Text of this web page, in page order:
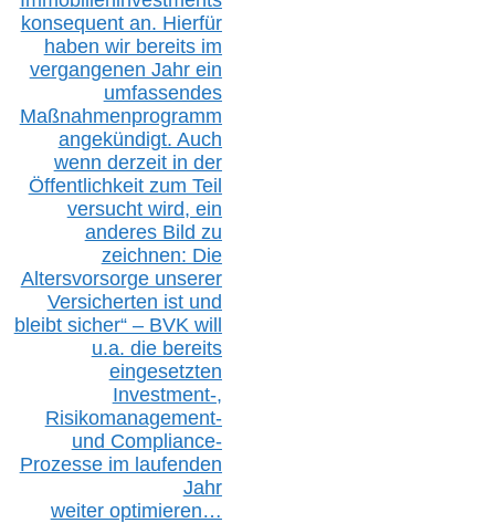
konsequent an. Hierfür
haben wir bereits im
vergangenen Jahr ein
umfassendes
Maßnahmenprogramm
angekündigt. Auch
wenn derzeit in der
Öffentlichkeit zum Teil
versucht wird, ein
anderes Bild zu
zeichnen: Die
Altersvorsorge unserer
Versicherten ist und
bleibt sicher“ – BVK will
u.a. die bereits
eingesetzten
Investment-,
Risikomanagement-
und Compliance-
Prozesse im laufenden
Jahr
weiter optimieren…